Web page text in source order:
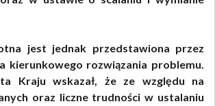
jest jednak przedstawiona przez
kierunkowego rozwiązania problemu.
Kraju wskazał, że ze względu na
oraz liczne trudności w ustalaniu